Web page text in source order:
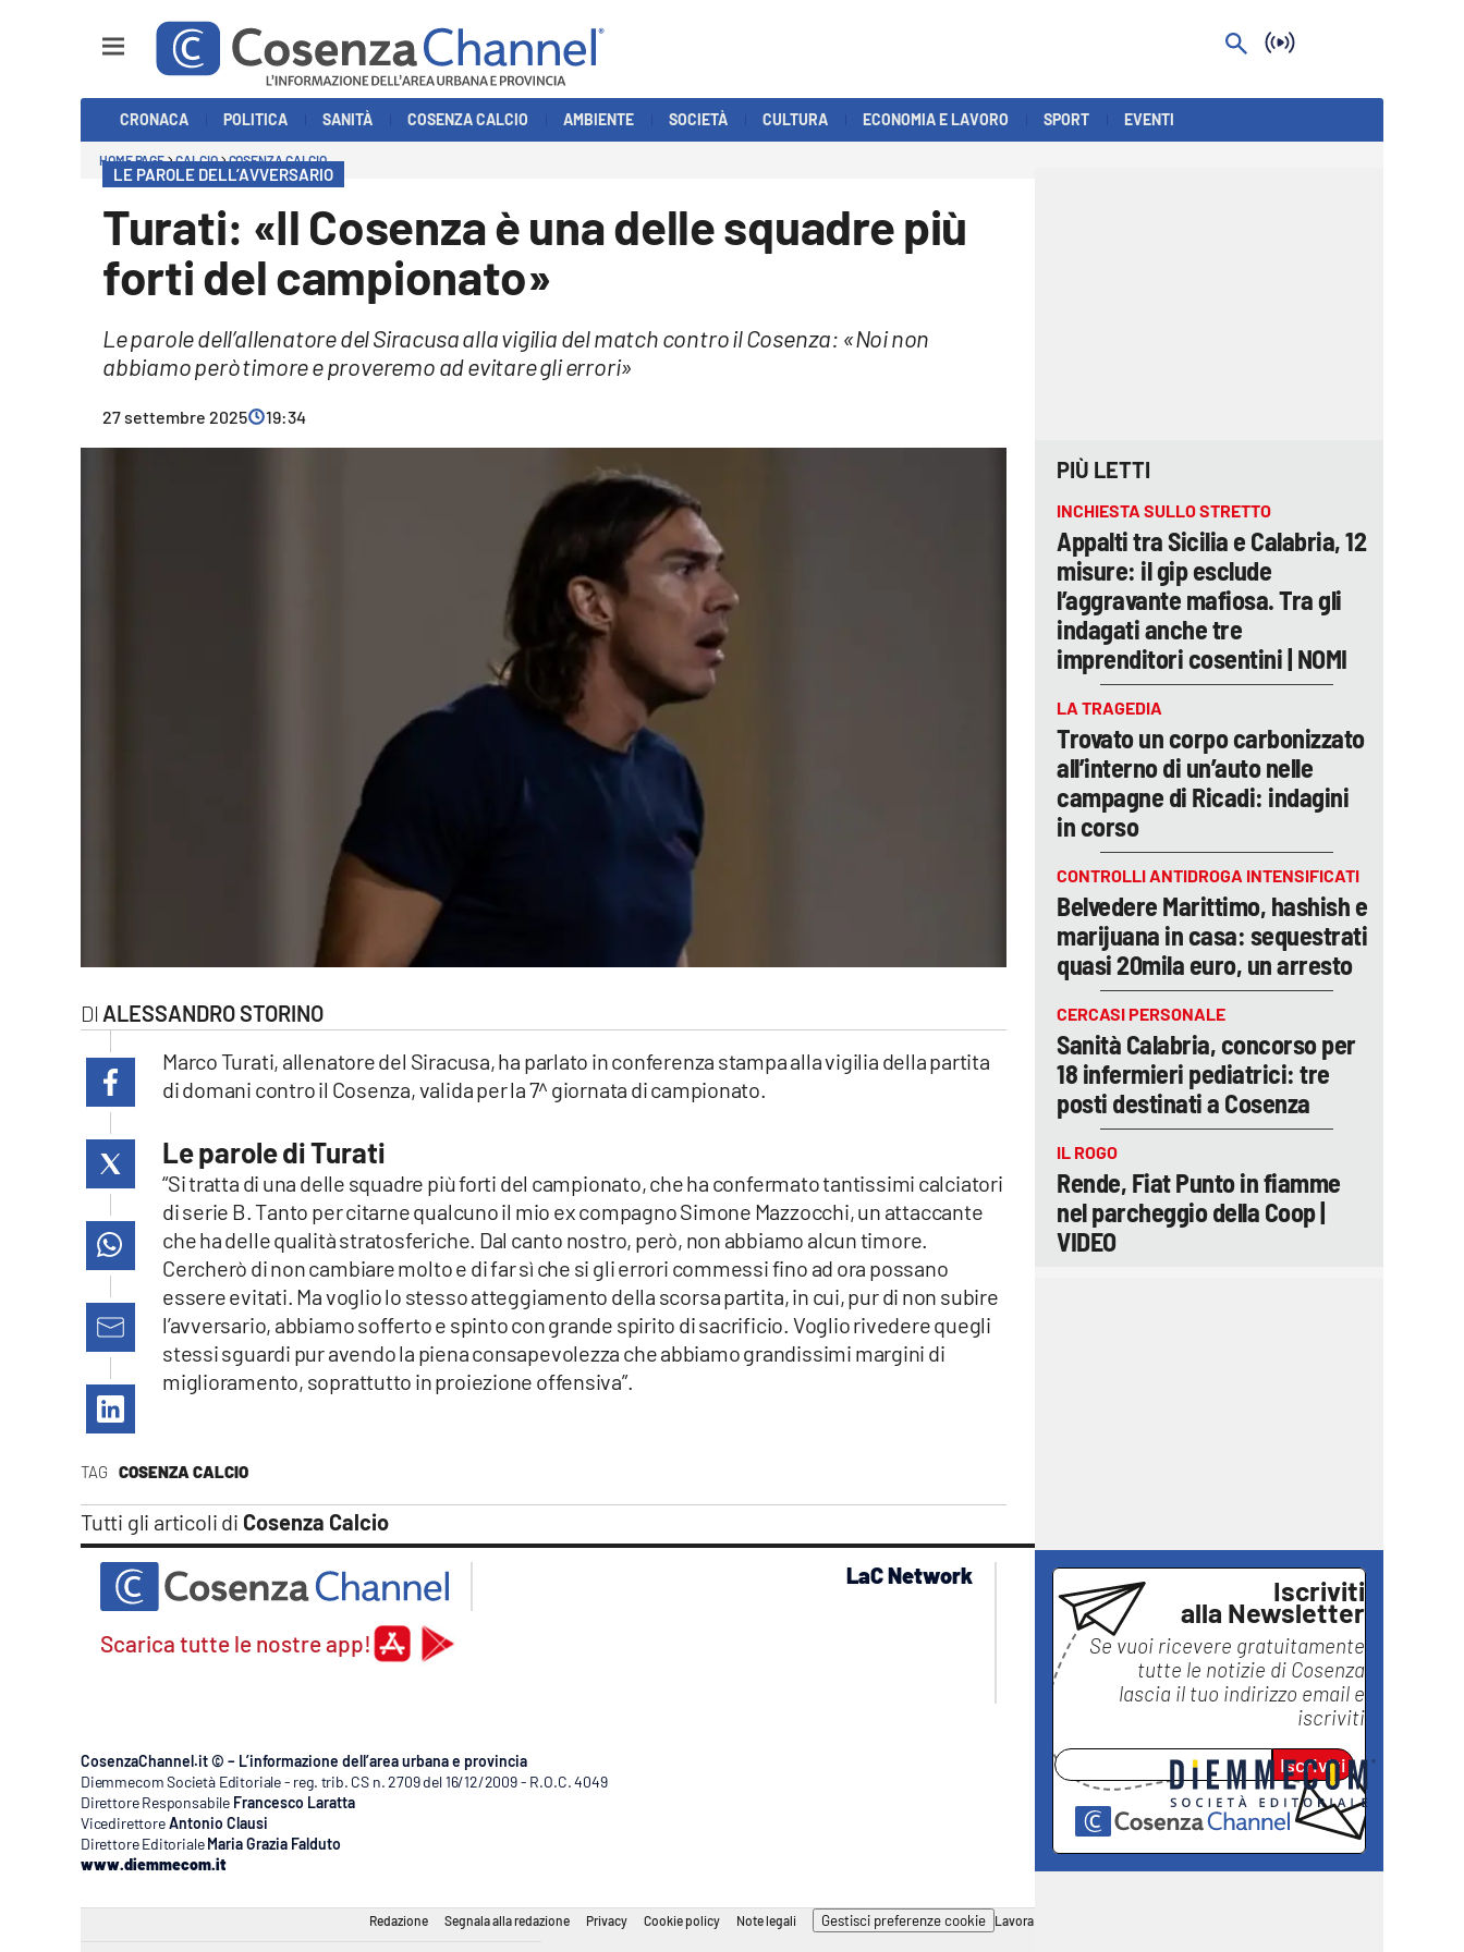
Economia e Lavoro
cosenzachannel.it
lacapitalenews.it
Vai
CRONACA POLITICA SANITÀ COSENZA CALCIO AMBIENTE SOCIETÀ CULTURA ECONOMIA E LAVORO SPORT EVENTI
HOME PAGE CALCIO COSENZA CALCIO
LE PAROLE DELL’AVVERSARIO
Turati: «Il Cosenza è una delle squadre più
forti del campionato»
Le parole dell’allenatore del Siracusa alla vigilia del match contro il Cosenza: «Noi non
abbiamo però timore e proveremo ad evitare gli errori»
27 settembre 2025 19:34
ALESSANDRO STORINO
TAG COSENZA CALCIO
Tutti gli articoli di Cosenza Calcio
Marco Turati, allenatore del Siracusa, ha parlato in conferenza stampa alla vigilia della partita
di domani contro il Cosenza, valida per la 7^ giornata di campionato.
Le parole di Turati
“Si tratta di una delle squadre più forti del campionato, che ha confermato tantissimi calciatori
di serie B. Tanto per citarne qualcuno il mio ex compagno Simone Mazzocchi, un attaccante
che ha delle qualità stratosferiche. Dal canto nostro, però, non abbiamo alcun timore.
Cercherò di non cambiare molto e di far sì che si gli errori commessi fino ad ora possano
essere evitati. Ma voglio lo stesso atteggiamento della scorsa partita, in cui, pur di non subire
l’avversario, abbiamo sofferto e spinto con grande spirito di sacrificio. Voglio rivedere quegli
stessi sguardi pur avendo la piena consapevolezza che abbiamo grandissimi margini di
miglioramento, soprattutto in proiezione offensiva”.
PIÙ LETTI
INCHIESTA SULLO STRETTO
Appalti tra Sicilia e Calabria, 12
misure: il gip esclude
l’aggravante mafiosa. Tra gli
indagati anche tre
imprenditori cosentini | NOMI
LA TRAGEDIA
Trovato un corpo carbonizzato
all’interno di un’auto nelle
campagne di Ricadi: indagini
in corso
CONTROLLI ANTIDROGA INTENSIFICATI
Belvedere Marittimo, hashish e
marijuana in casa: sequestrati
quasi 20mila euro, un arresto
CERCASI PERSONALE
Sanità Calabria, concorso per
18 infermieri pediatrici: tre
posti destinati a Cosenza
IL ROGO
Rende, Fiat Punto in fiamme
nel parcheggio della Coop |
VIDEO
Iscriviti
alla Newsletter
Se vuoi ricevere gratuitamente
tutte le notizie di Cosenza
lascia il tuo indirizzo email e
iscriviti
Iscriviti
Scarica tutte le nostre app!
LaC Network
lacplay.it
lactv.it
laconair.it
lacitymag.it
lacapitalenews.it
ilreggino.it
ilvibonese.it
catanzarochannel.it
CosenzaChannel.it © – L’informazione dell’area urbana e provincia
Diemmecom Società Editoriale - reg. trib. CS n. 2709 del 16/12/2009 - R.O.C. 4049
Direttore Responsabile Francesco Laratta
VicedirettoreAntonio Clausi
Direttore Editoriale Maria Grazia Falduto
www.diemmecom.it
Redazione Segnala alla redazione Privacy Cookie policy Note legali Gestisci preferenze cookie Lavora con noi